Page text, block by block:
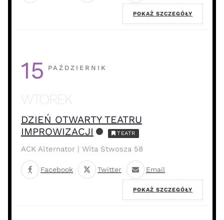
POKAŻ SZCZEGÓŁY
15 PAŹDZIERNIK
WTOREK
DZIEŃ OTWARTY TEATRU
IMPROWIZACJI
TEATR
ACK Alternator | Wita Stwosza 58
Facebook Twitter Email
POKAŻ SZCZEGÓŁY